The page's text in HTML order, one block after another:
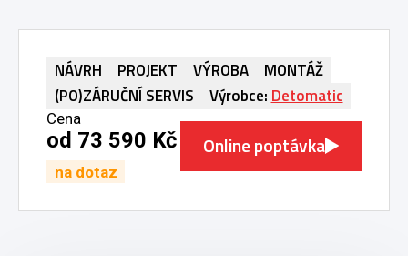
NÁVRH PROJEKT VÝROBA
MONTÁŽ
(PO)ZÁRUČNÍ SERVIS
Výrobce:Detomatic
Cena
od 73 590 Kč
na dotaz
Online poptávka